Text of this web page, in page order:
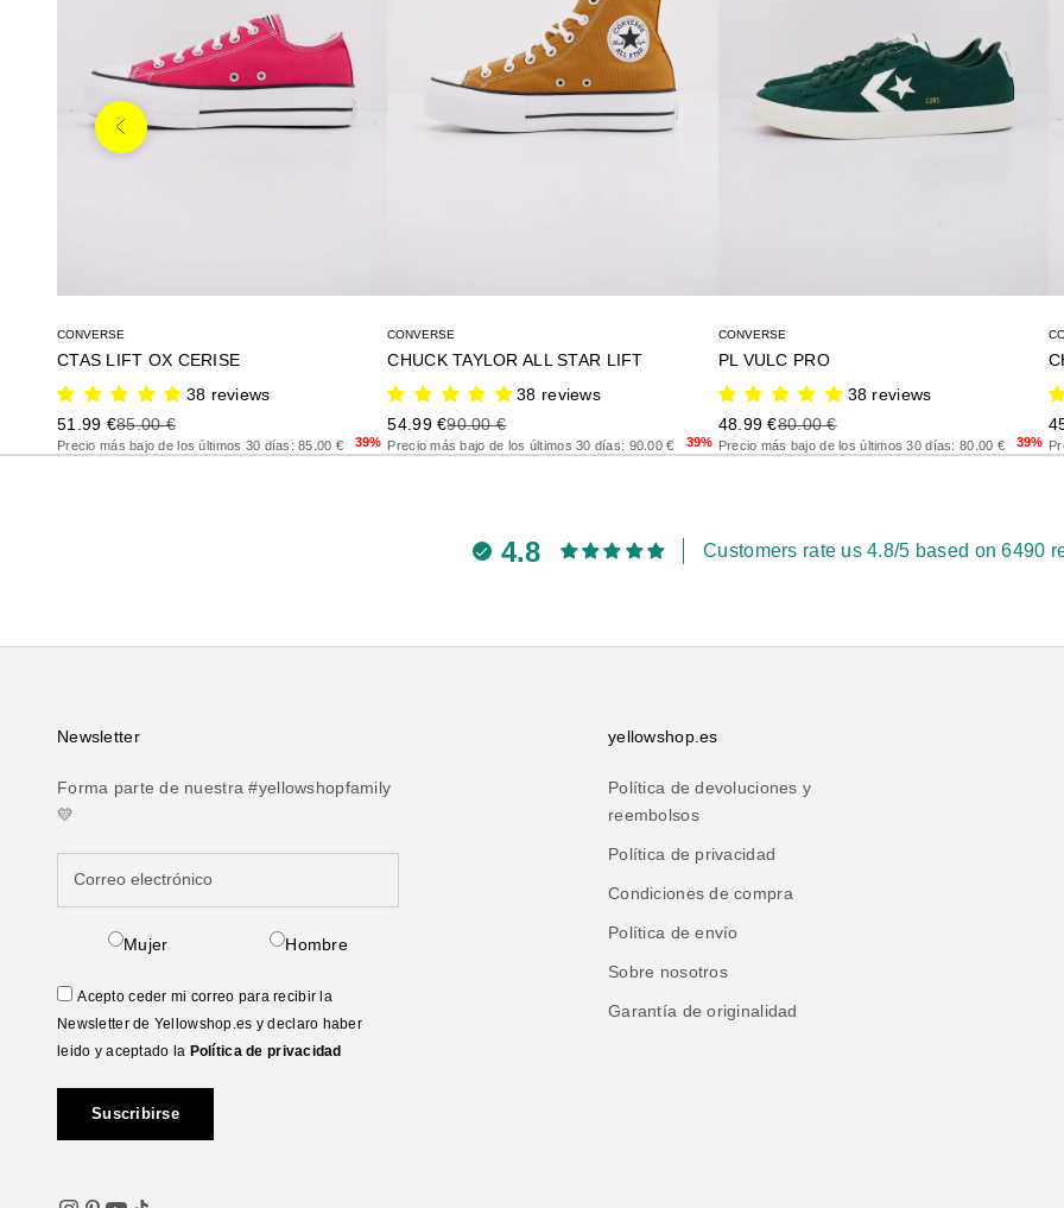
CONVERSE
CTAS LIFT OX CERISE
38 reviews
Precio de oferta
51.99 €Precio anterior
85.00 €
Precio más bajo de los últimos 30 días: 85.00 € 39%
CONVERSE
CHUCK TAYLOR ALL STAR LIFT
38 reviews
Precio de oferta
54.99 €Precio anterior
90.00 €
Precio más bajo de los últimos 30 días: 90.00 € 39%
CONVERSE
PL VULC PRO
38 reviews
Precio de oferta
48.99 €Precio anterior
80.00 €
Precio más bajo de los últimos 30 días: 80.00 € 39%
Anterior
4.8 Customers rate us 4.8/5 based on 6490
Newsletter
Forma parte de nuestra #yellowshopfamily
💛
Mujer Hombre
Acepto ceder mi correo para recibir la
Newsletter de Yellowshop.es y declaro haber
leido y aceptado la Política de privacidad
Suscribirse
yellowshop.es
Política de devoluciones y
reembolsos
Política de privacidad
Condiciones de compra
Política de envío
Sobre nosotros
Garantía de originalidad